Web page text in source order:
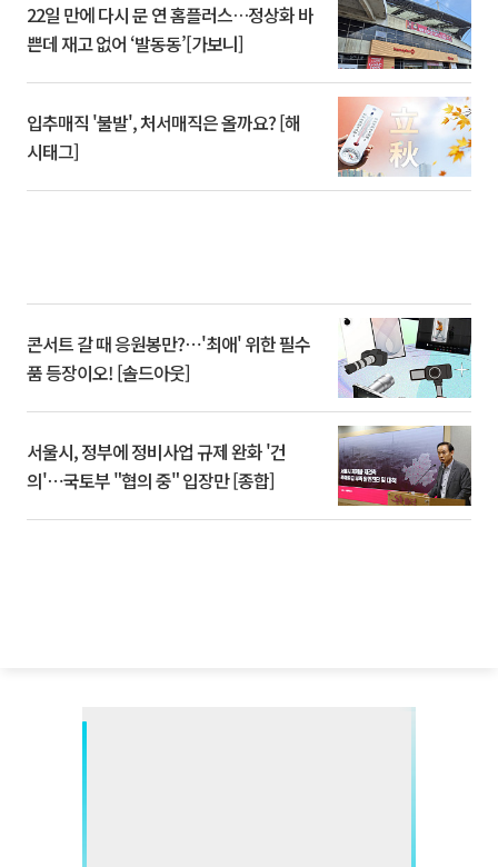
22일 만에 다시 문 연 홈플러스…정상화 바
쁜데 재고 없어 ‘발동동’[가보니]
입추매직 '불발', 처서매직은 올까요? [해
시태그]
콘서트 갈 때 응원봉만?⋯'최애' 위한 필수
품 등장이오! [솔드아웃]
서울시, 정부에 정비사업 규제 완화 '건
의'⋯국토부 "협의 중" 입장만 [종합]